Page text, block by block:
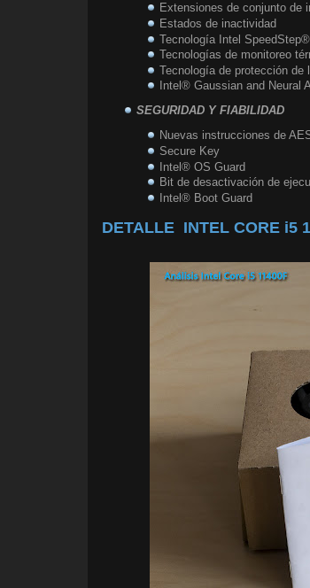
Extensiones de conjunto
Estados de inactividad
Tecnología Intel
Tecnologías de monitoreo
Tecnología de protección de
Intel® Gaussian and Neural
SEGURIDAD Y FIABILIDAD
Nuevas instrucciones de
Secure Key
Intel® OS Guard
Bit de desactivación de
Intel® Boot Guard
DETALLE INTEL CORE i5